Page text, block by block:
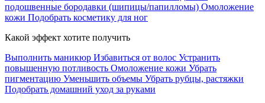
подошвенные бородавки (шипицы/папилломы) Омоложение
кожи Подобрать косметику для ног
Какой эффект хотите получить
Выполнить маникюр Избавиться от волос Устранить
повышенную потливость Омоложение кожи Убрать
пигментацию Уменьшить объемы Убрать рубцы, растяжки
Подобрать домашний уход за руками